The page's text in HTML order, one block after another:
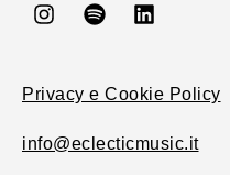
Privacy e Cookie Policy
info@eclecticmusic.it